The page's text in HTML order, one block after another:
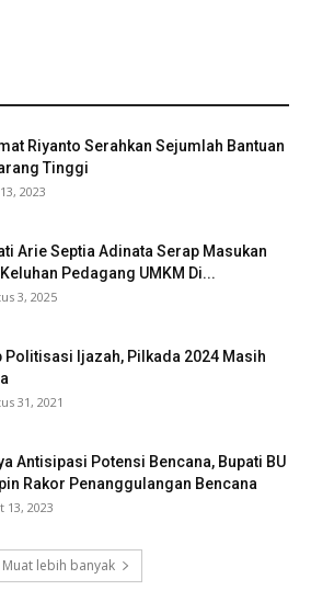
Riyanto Serahkan Sejumlah Bantuan
Tinggi
2023
Arie Septia Adinata Serap Masukan
Keluhan Pedagang UMKM Di...
3, 2025
Politisasi Ijazah, Pilkada 2024 Masih
31, 2021
Antisipasi Potensi Bencana, Bupati BU
Rakor Penanggulangan Bencana
13, 2023
Muat lebih banyak